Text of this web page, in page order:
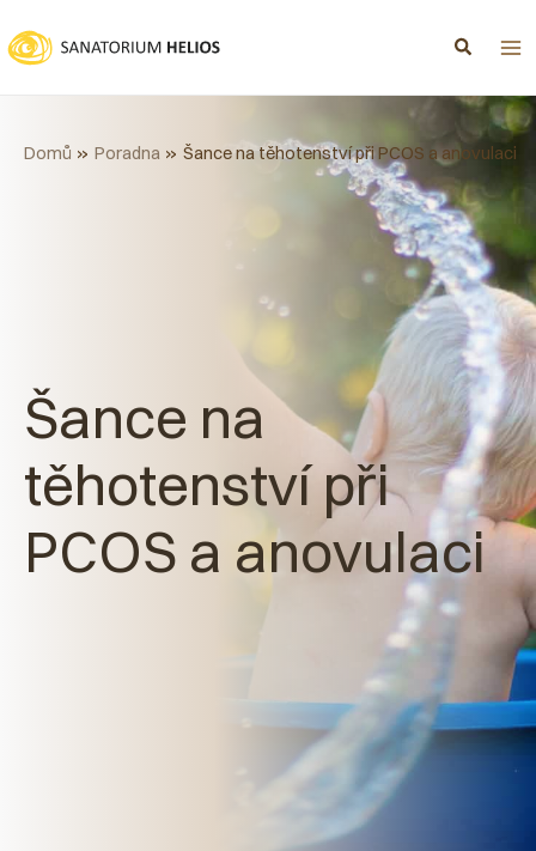
na
obsah
Šance na
těhotenství při
PCOS a anovulaci
Domů Poradna Šance na těhotenství při PCOS a anovulaci